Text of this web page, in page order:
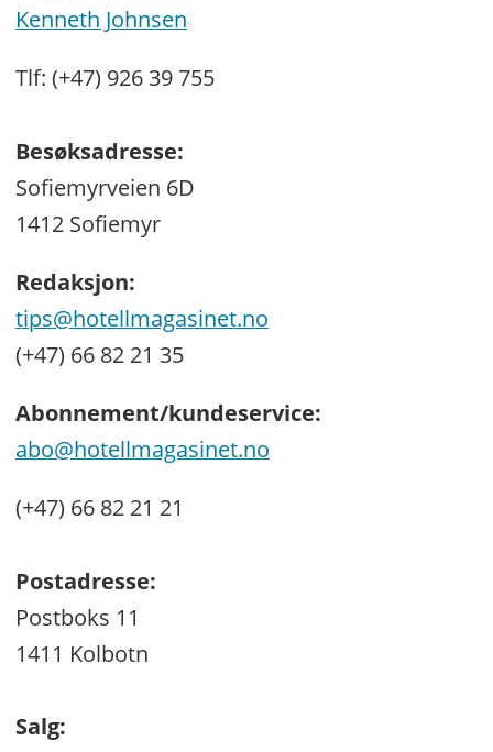
Kenneth Johnsen
Tlf: (+47) 926 39 755
Besøksadresse:
Sofiemyrveien 6D
1412 Sofiemyr
Redaksjon:
tips@hotellmagasinet.no
(+47) 66 82 21 35
Abonnement/kundeservice:
abo@hotellmagasinet.no
(+47) 66 82 21 21
Postadresse:
Postboks 11
1411 Kolbotn
Salg: